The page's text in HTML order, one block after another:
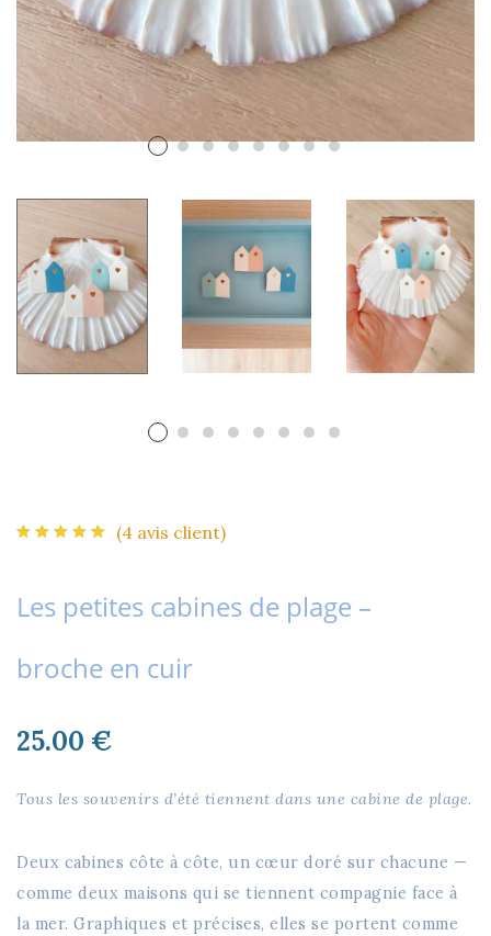
(4 avis client)
Les petites cabines de plage –
broche en cuir
25.00 €
Tous les souvenirs d’été tiennent dans une cabine de plage.
Deux cabines côte à côte, un cœur doré sur chacune —
comme deux maisons qui se tiennent compagnie face à
la mer. Graphiques et précises, elles se portent comme